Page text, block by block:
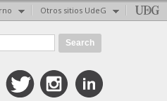
Otros sitios UdeG